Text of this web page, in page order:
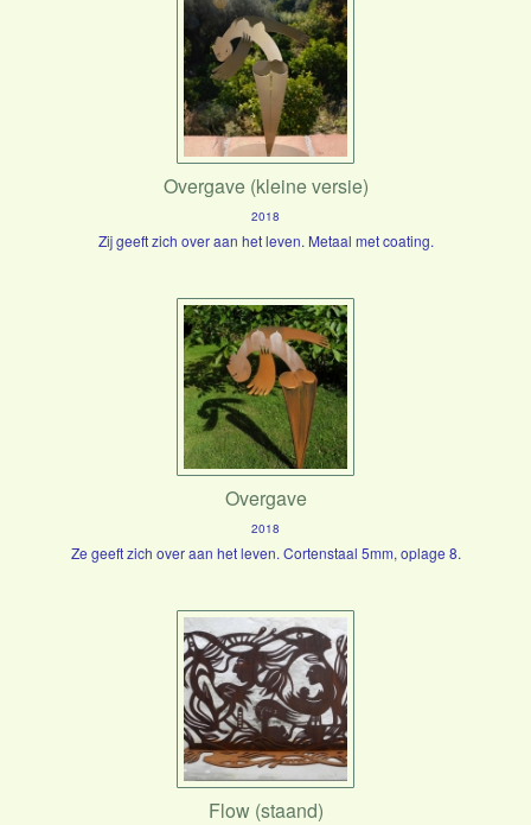
Overgave (kleine versie)
2018
Zij geeft zich over aan het leven. Metaal met coating.
Overgave
2018
Ze geeft zich over aan het leven. Cortenstaal 5mm, oplage 8.
Flow (staand)